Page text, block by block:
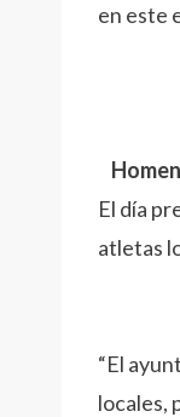
en este
El día
atletas
“El
locales,